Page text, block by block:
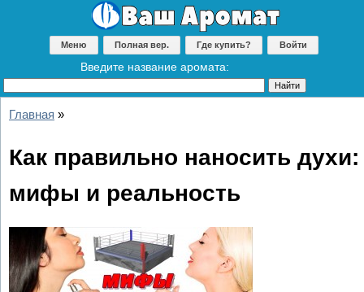
Меню Полная вер. Где купить? Войти
Введите название аромата:
Главная »
Как правильно наносить духи:
мифы и реальность